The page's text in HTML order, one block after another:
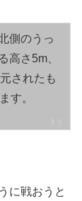
側のうっ
高さ5m、
されたも
す。
に戦おうと